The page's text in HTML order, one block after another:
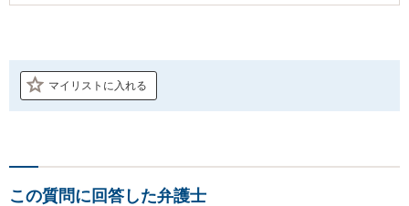
マイリストに入れる
この質問に回答した弁護士